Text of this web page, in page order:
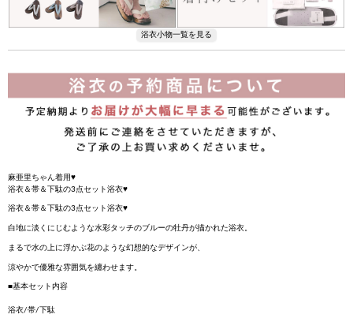
麻亜里ちゃん着用♥
浴衣＆帯＆下駄の3点セット浴衣♥
浴衣＆帯＆下駄の3点セット浴衣♥
白地に淡くにじむような水彩タッチのブルーの牡丹が描かれた浴衣。
まるで水の上に浮かぶ花のような幻想的なデザインが、
涼やかで優雅な雰囲気を纏わせます。
■基本セット内容
浴衣/帯/下駄